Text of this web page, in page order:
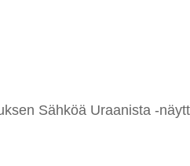
Sähköä Uraanista -